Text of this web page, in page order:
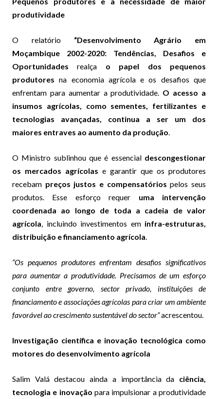
produtividade
O relatório “Desenvolvimento Agrário em
Moçambique 2002-2020: Tendências, Desafios e
Oportunidades realça o papel dos pequenos
produtores na economia agrícola e os desafios que
enfrentam para aumentar a produtividade. O acesso a
insumos agrícolas, como sementes, fertilizantes e
tecnologias avançadas, continua a ser um dos
maiores entraves ao aumento da produção.
O Ministro sublinhou que é essencial descongestionar
os mercados agrícolas e garantir que os produtores
recebam preços justos e compensatórios pelos seus
produtos. Esse esforço requer uma intervenção
coordenada ao longo de toda a cadeia de valor
agrícola, incluindo investimentos em infra-estruturas,
distribuição e financiamento agrícola.
“Os pequenos produtores enfrentam desafios significativos
para aumentar a produtividade. Precisamos de um esforço
conjunto entre governo, sector privado, instituições de
financiamento e associações agrícolas para criar um ambiente
favorável ao crescimento sustentável do sector”acrescentou.
Investigação científica e inovação tecnológica como
motores do desenvolvimento agrícola
Salim Valá destacou ainda a importância da ciência,
tecnologia e inovação para impulsionar a produtividade